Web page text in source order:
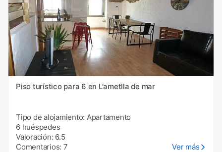
Piso turístico para 6 en L'ametlla de mar
Tipo de alojamiento: Apartamento
6 huéspedes
Valoración: 6.5
Comentarios: 7
Ver más